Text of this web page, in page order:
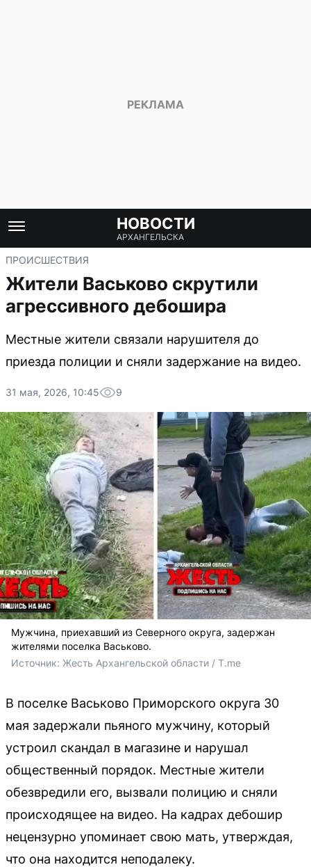
НОВОСТИ
АРХАНГЕЛЬСКА
ПРОИСШЕСТВИЯ
Жители Васьково скрутили
агрессивного дебошира
Местные жители связали нарушителя до
приезда полиции и сняли задержание на видео.
31 мая, 2026, 10:45 9
Мужчина, приехавший из Северного округа, задержан
жителями поселка Васьково.
Источник: Жесть Архангельской области / T.me
В поселке Васьково Приморского округа 30
мая задержали пьяного мужчину, который
устроил скандал в магазине и нарушал
общественный порядок. Местные жители
обезвредили его, вызвали полицию и сняли
происходящее на видео. На кадрах дебошир
нецензурно упоминает свою мать, утверждая,
что она находится неподалеку.